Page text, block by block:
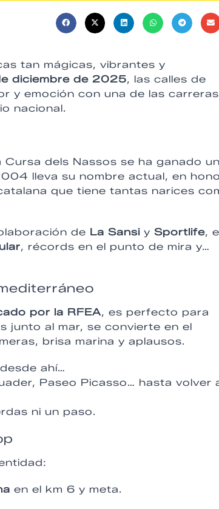
tan mágicas, vibrantes y
diciembre de 2025, las calles de
y emoción con una de las carreras
nacional.
dels Nassos se ha ganado
lleva su nombre actual, en
que tiene tantas narices
de La Sansi y Sportlife,
, récords en el punto de mira y…
por la RFEA, es perfecto para
junto al mar, se convierte en el
brisa marina y aplausos.
ahí…
Paseo Picasso… hasta volver
ni un paso.
en el km 6 y meta.